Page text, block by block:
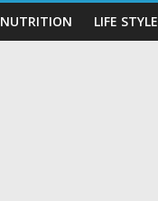
NUTRITION LIFE STYLE